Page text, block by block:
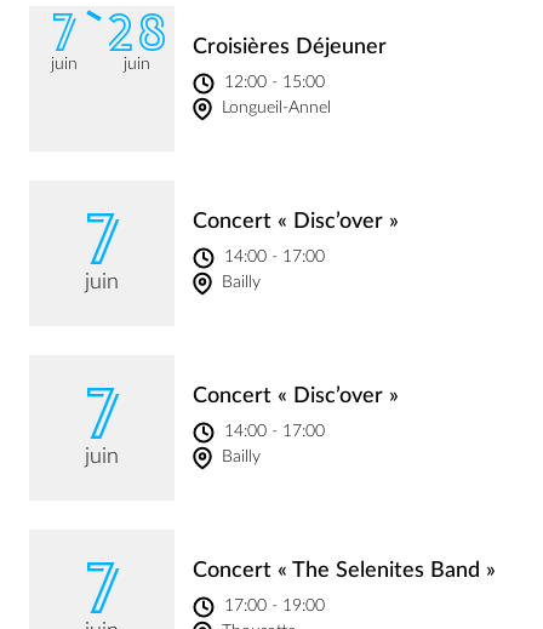
7
juin
28
juin
Croisières Déjeuner
12:00 - 15:00
Longueil-Annel
7
juin
Concert « Disc’over »
14:00 - 17:00
Bailly
7
juin
Concert « Disc’over »
14:00 - 17:00
Bailly
7 Concert « The Selenites Band »
17:00 - 19:00